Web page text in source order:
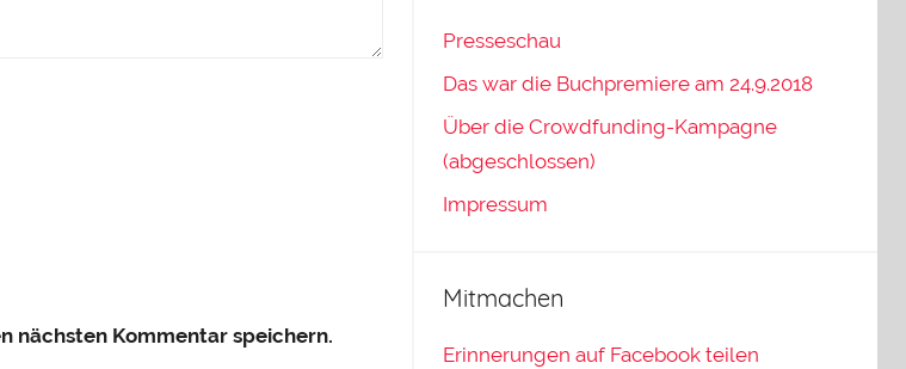
nächsten Kommentar speichern.
Presseschau
Das war die Buchpremiere am 24.9.2018
Über die Crowdfunding-Kampagne
(abgeschlossen)
Impressum
Mitmachen
Erinnerungen auf Facebook teilen